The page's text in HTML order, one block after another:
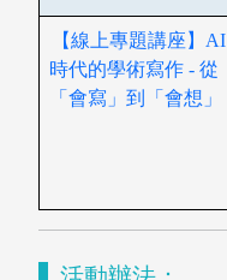
【線上專題講座】AI
時代的學術寫作 - 從
「會寫」到「會想」